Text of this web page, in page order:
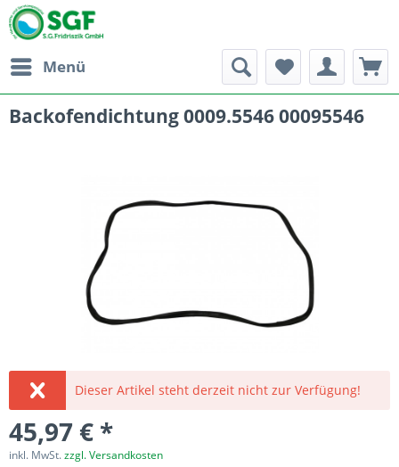
Menü
Backofendichtung 0009.5546 00095546
Dieser Artikel steht derzeit nicht zur Verfügung!
45,97 € *
inkl. MwSt.zzgl. Versandkosten